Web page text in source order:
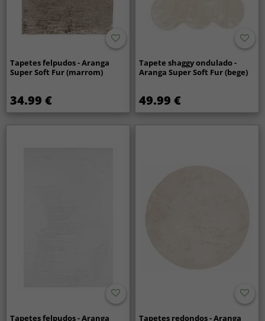
Tapetes felpudos - Aranga
Super Soft Fur (marrom)
34.99 €
Tapete shaggy ondulado -
Aranga Super Soft Fur (bege)
49.99 €
Tapetes felpudos - Aranga
Tapetes redondos - Aranga